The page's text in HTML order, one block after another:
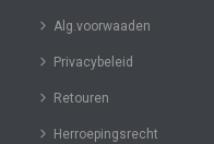
Alg.voorwaaden
Privacybeleid
Retouren
Herroepingsrecht